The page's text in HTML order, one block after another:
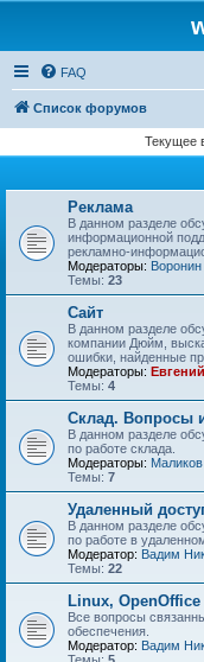
FAQ
Список форумов
Текущее
Реклама
В данном разделе
информационной
рекламно-
Модераторы:
Темы: 23
Сайт
В данном разделе
компании Дюйм,
ошибки, найденные
Модераторы:
Темы: 4
Склад. Вопросы
В данном разделе
по работе склада.
Модераторы:
Темы: 7
Удаленный
В данном разделе
по работе в
Модератор: Вадим
Темы: 22
Linux, OpenOffice
Все вопросы
обеспечения.
Модератор: Вадим